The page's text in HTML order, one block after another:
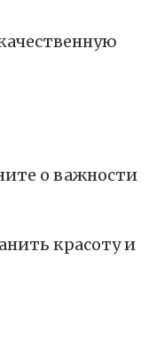
о важности
красоту и